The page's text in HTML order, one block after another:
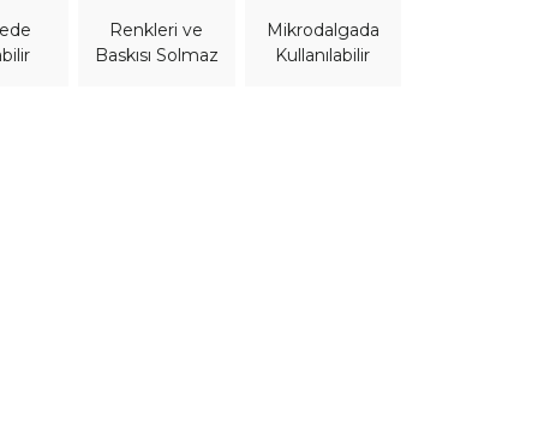
Renkleri ve
Baskısı Solmaz
Mikrodalgada
Kullanılabilir